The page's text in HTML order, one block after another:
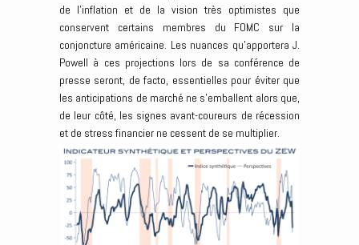
de l’inflation et de la vision très optimistes que
conservent certains membres du FOMC sur la
conjoncture américaine. Les nuances qu’apportera J.
Powell à ces projections lors de sa conférence de
presse seront, de facto, essentielles pour éviter que
les anticipations de marché ne s’emballent alors que,
de leur côté, les signes avant-coureurs de récession
et de stress financier ne cessent de se multiplier.